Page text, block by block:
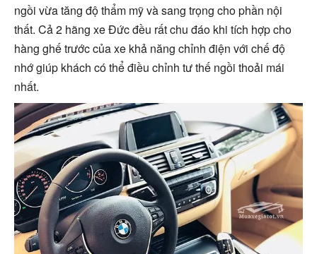
ngồi vừa tăng độ thẩm mỹ và sang trọng cho phần nội
thất. Cả 2 hãng xe Đức đều rất chu đáo khi tích hợp cho
hàng ghế trước của xe khả năng chỉnh điện với chế độ
nhớ giúp khách có thể điều chỉnh tư thế ngồi thoải mái
nhất.